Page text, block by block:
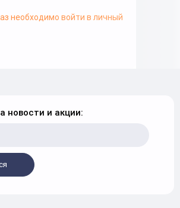
необходимо войти в личный
новости и акции: